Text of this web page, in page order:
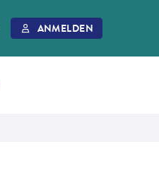
ANMELDEN